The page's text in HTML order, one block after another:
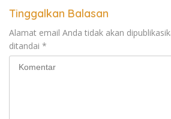
MBG
Tinggalkan Balasan
Alamat email Anda tidak akan
ditandai *